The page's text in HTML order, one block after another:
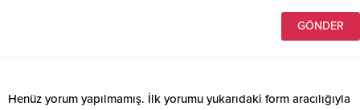
Henüz yorum yapılmamış. İlk yorumu yukarıdaki form aracılığıyla